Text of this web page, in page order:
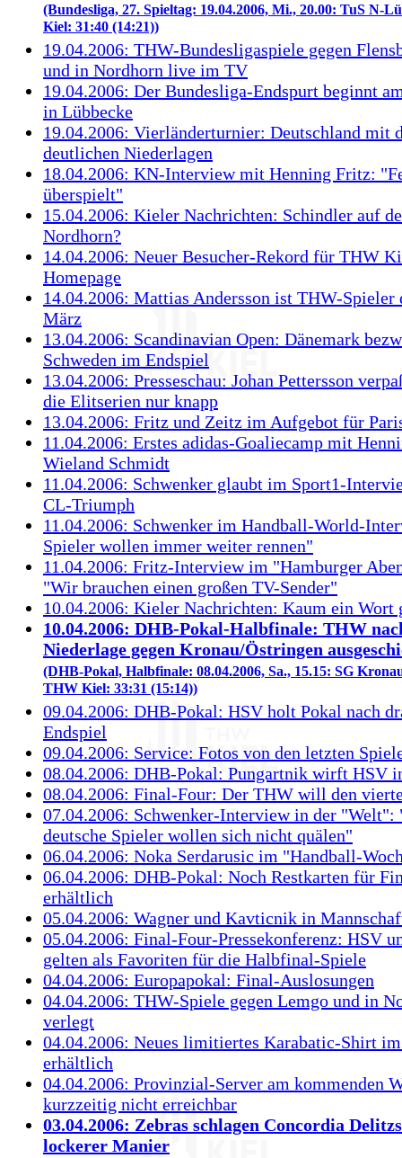
(Bundesliga, 27. Spieltag: 19.04.2006, Mi., 20.00: TuS N-
Kiel: 31:40 (14:21))
19.04.2006: THW-Bundesligaspiele gegen
und in Nordhorn live im TV
19.04.2006: Der Bundesliga-Endspurt beginnt
in Lübbecke
19.04.2006: Vierländerturnier: Deutschland mit
deutlichen Niederlagen
18.04.2006: KN-Interview mit Henning Fritz:
überspielt"
15.04.2006: Kieler Nachrichten: Schindler auf
Nordhorn?
14.04.2006: Neuer Besucher-Rekord für THW
Homepage
14.04.2006: Mattias Andersson ist THW-Spieler
März
13.04.2006: Scandinavian Open: Dänemark
Schweden im Endspiel
13.04.2006: Presseschau: Johan Pettersson
die Elitserien nur knapp
13.04.2006: Fritz und Zeitz im Aufgebot für
11.04.2006: Erstes adidas-Goaliecamp mit
Wieland Schmidt
11.04.2006: Schwenker glaubt im Sport1-
CL-Triumph
11.04.2006: Schwenker im Handball-World-
Spieler wollen immer weiter rennen"
11.04.2006: Fritz-Interview im "Hamburger
"Wir brauchen einen großen TV-Sender"
10.04.2006: Kieler Nachrichten: Kaum ein Wort
10.04.2006: DHB-Pokal-Halbfinale: THW
Niederlage gegen Kronau/Östringen
(DHB-Pokal, Halbfinale: 08.04.2006, Sa., 15.15: SG
THW Kiel: 33:31 (15:14))
09.04.2006: DHB-Pokal: HSV holt Pokal nach
Endspiel
09.04.2006: Service: Fotos von den letzten
08.04.2006: DHB-Pokal: Pungartnik wirft HSV
08.04.2006: Final-Four: Der THW will den
07.04.2006: Schwenker-Interview in der "Welt":
deutsche Spieler wollen sich nicht quälen"
06.04.2006: Noka Serdarusic im "Handball-
06.04.2006: DHB-Pokal: Noch Restkarten für
erhältlich
05.04.2006: Wagner und Kavticnik in
05.04.2006: Final-Four-Pressekonferenz: HSV
gelten als Favoriten für die Halbfinal-Spiele
04.04.2006: Europapokal: Final-Auslosungen
04.04.2006: THW-Spiele gegen Lemgo und in
verlegt
04.04.2006: Neues limitiertes Karabatic-Shirt im
erhältlich
04.04.2006: Provinzial-Server am kommenden
kurzzeitig nicht erreichbar
03.04.2006: Zebras schlagen Concordia
lockerer Manier